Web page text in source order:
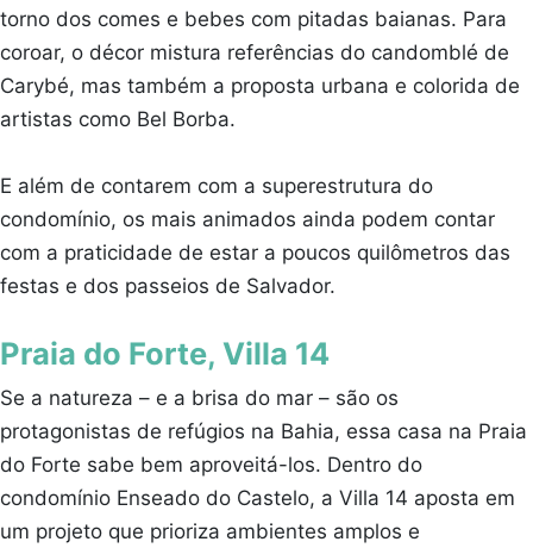
torno dos comes e bebes com pitadas baianas. Para
coroar, o décor mistura referências do candomblé de
Carybé, mas também a proposta urbana e colorida de
artistas como Bel Borba.
E além de contarem com a superestrutura do
condomínio, os mais animados ainda podem contar
com a praticidade de estar a poucos quilômetros das
festas e dos passeios de Salvador.
Praia do Forte, Villa 14
Se a natureza – e a brisa do mar – são os
protagonistas de refúgios na Bahia, essa casa na Praia
do Forte sabe bem aproveitá-los. Dentro do
condomínio Enseado do Castelo, a Villa 14 aposta em
um projeto que prioriza ambientes amplos e